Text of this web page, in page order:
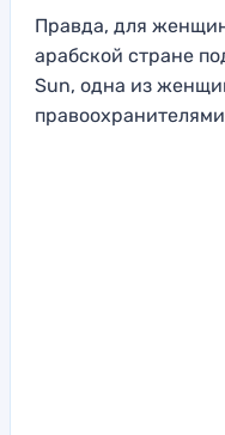
Правда, для
арабской стране
Sun, одна из